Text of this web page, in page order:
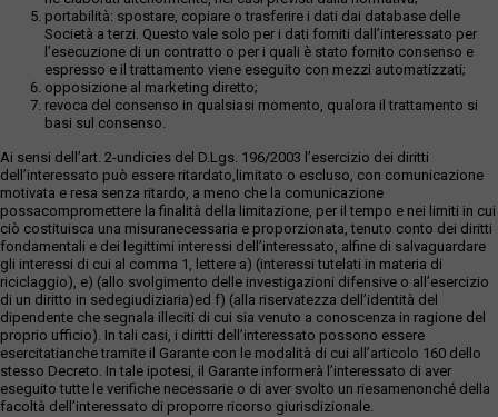
portabilità: spostare, copiare o trasferire i dati dai database delle
Società a terzi. Questo vale solo per i dati forniti dall’interessato per
l’esecuzione di un contratto o per i quali è stato fornito consenso e
espresso e il trattamento viene eseguito con mezzi automatizzati;
opposizione al marketing diretto;
revoca del consenso in qualsiasi momento, qualora il trattamento si
basi sul consenso.
Ai sensi dell’art. 2-undicies del D.Lgs. 196/2003 l’esercizio dei diritti
dell’interessato può essere ritardato,limitato o escluso, con comunicazione
motivata e resa senza ritardo, a meno che la comunicazione
possacompromettere la finalità della limitazione, per il tempo e nei limiti in cui
ciò costituisca una misuranecessaria e proporzionata, tenuto conto dei diritti
fondamentali e dei legittimi interessi dell’interessato, alfine di salvaguardare
gli interessi di cui al comma 1, lettere a) (interessi tutelati in materia di
riciclaggio), e) (allo svolgimento delle investigazioni difensive o all’esercizio
di un diritto in sedegiudiziaria)ed f) (alla riservatezza dell’identità del
dipendente che segnala illeciti di cui sia venuto a conoscenza in ragione del
proprio ufficio). In tali casi, i diritti dell’interessato possono essere
esercitatianche tramite il Garante con le modalità di cui all’articolo 160 dello
stesso Decreto. In tale ipotesi, il Garante informerà l’interessato di aver
eseguito tutte le verifiche necessarie o di aver svolto un riesamenonché della
facoltà dell’interessato di proporre ricorso giurisdizionale.